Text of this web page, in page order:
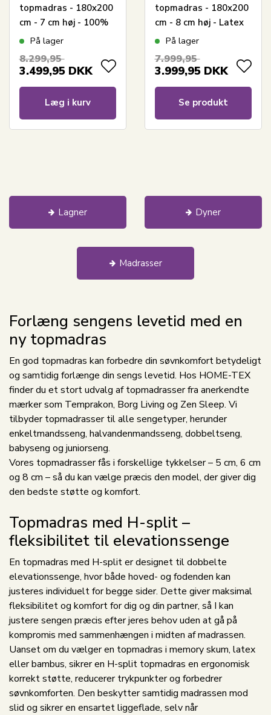
topmadras - 180x200
cm - 7 cm høj - 100%
Talalay naturlatex -
På lager
8.299,95
3.499,95 DKK
Læg i kurv
topmadras - 180x200
cm - 8 cm høj - Latex
& naturlatex - Zen
elevationsseng
På lager
7.999,95
3.999,95 DKK
Se produkt
Lagner Dyner
Madrasser
Forlæng sengens levetid med en
ny topmadras
En god topmadras kan forbedre din søvnkomfort betydeligt
og samtidig forlænge din sengs levetid. Hos HOME-TEX
finder du et stort udvalg af topmadrasser fra anerkendte
mærker som Temprakon, Borg Living og Zen Sleep. Vi
tilbyder topmadrasser til alle sengetyper, herunder
enkeltmandsseng, halvandenmandsseng, dobbeltseng,
babyseng og juniorseng.
Vores topmadrasser fås i forskellige tykkelser – 5 cm, 6 cm
og 8 cm – så du kan vælge præcis den model, der giver dig
den bedste støtte og komfort.
Topmadras med H-split –
fleksibilitet til elevationssenge
En topmadras med H-split er designet til dobbelte
elevationssenge, hvor både hoved- og fodenden kan
justeres individuelt for begge sider. Dette giver maksimal
fleksibilitet og komfort for dig og din partner, så I kan
justere sengen præcis efter jeres behov uden at gå på
kompromis med sammenhængen i midten af madrassen.
Uanset om du vælger en topmadras i memory skum, latex
eller bambus, sikrer en H-split topmadras en ergonomisk
korrekt støtte, reducerer trykpunkter og forbedrer
søvnkomforten. Den beskytter samtidig madrassen mod
slid og sikrer en ensartet liggeflade, selv når